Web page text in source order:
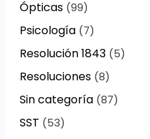
Ópticas(99)
Psicología(7)
Resolución 1843(5)
Resoluciones(8)
Sin categoría(87)
SST (53)